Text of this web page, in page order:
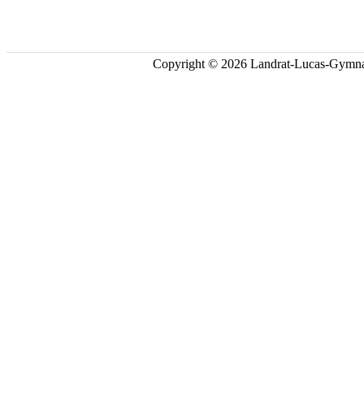
Copyright © 2026 Landrat-Lucas-